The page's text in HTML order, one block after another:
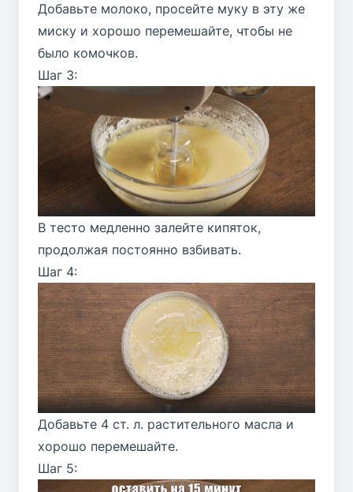
Добавьте молоко, просейте муку в эту же
миску и хорошо перемешайте, чтобы не
было комочков.
Шаг 3:
В тесто медленно залейте кипяток,
продолжая постоянно взбивать.
Шаг 4:
Добавьте 4 ст. л. растительного масла и
хорошо перемешайте.
Шаг 5: